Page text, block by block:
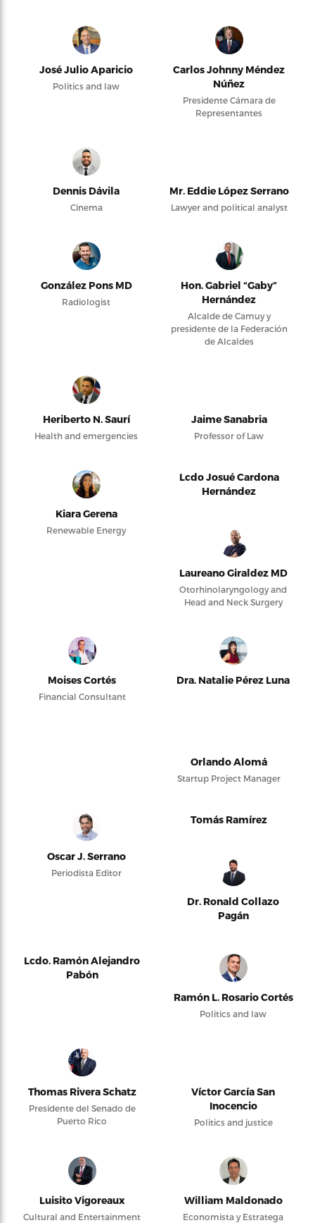
José Julio Aparicio
Politics and law
Carlos Johnny Méndez
Núñez
Presidente Cámara de
Representantes
Dennis Dávila
Cinema
Mr. Eddie López Serrano
Lawyer and political analyst
González Pons MD
Radiologist
Hon. Gabriel “Gaby”
Hernández
Alcalde de Camuy y
presidente de la Federación
de Alcaldes
Heriberto N. Saurí
Health and emergencies
Jaime Sanabria
Professor of Law
Kiara Gerena
Renewable Energy
Lcdo Josué Cardona
Hernández
Laureano Giraldez MD
Otorhinolaryngology and
Head and Neck Surgery
Moises Cortés
Financial Consultant
Dra. Natalie Pérez Luna
Orlando Alomá
Startup Project Manager
Oscar J. Serrano
Periodista Editor
Tomás Ramírez
Dr. Ronald Collazo
Pagán
Lcdo. Ramón Alejandro
Pabón
Ramón L. Rosario Cortés
Politics and law
Thomas Rivera Schatz
Presidente del Senado de
Puerto Rico
Víctor García San
Inocencio
Politics and justice
Luisito Vigoreaux
Cultural and Entertainment
William Maldonado
Economista y Estratega